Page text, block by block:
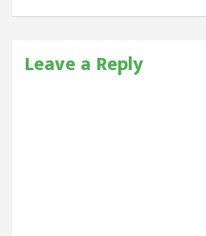
Leave a Reply